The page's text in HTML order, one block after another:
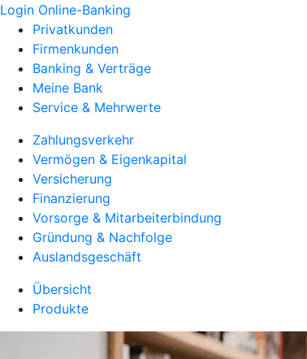
Login Online-Banking
Privatkunden
Firmenkunden
Banking & Verträge
Meine Bank
Service & Mehrwerte
Zahlungsverkehr
Vermögen & Eigenkapital
Versicherung
Finanzierung
Vorsorge & Mitarbeiterbindung
Gründung & Nachfolge
Auslandsgeschäft
Übersicht
Produkte